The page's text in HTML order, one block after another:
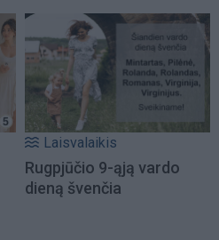
Laisvalaikis
Rugpjūčio 9-ąją vardo
dieną švenčia